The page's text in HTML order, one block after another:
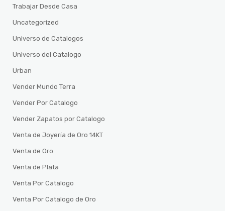
Trabajar Desde Casa
Uncategorized
Universo de Catalogos
Universo del Catalogo
Urban
Vender Mundo Terra
Vender Por Catalogo
Vender Zapatos por Catalogo
Venta de Joyería de Oro 14KT
Venta de Oro
Venta de Plata
Venta Por Catalogo
Venta Por Catalogo de Oro